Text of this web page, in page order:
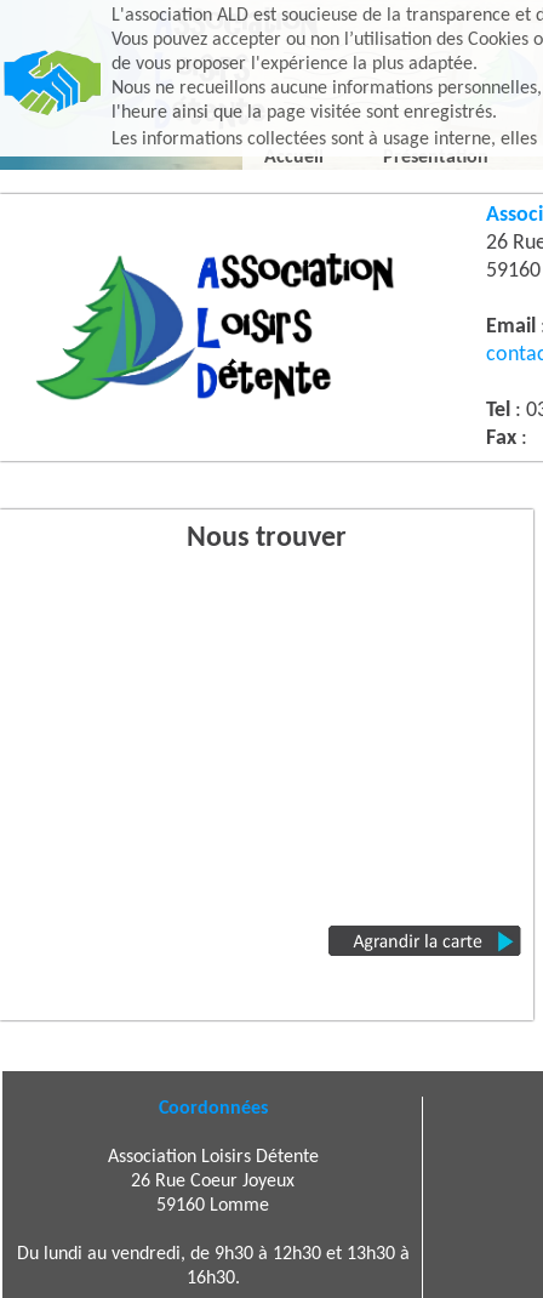
L'association ALD est soucieuse de la transparence et
Vous pouvez accepter ou non l’utilisation des
de vous proposer l'expérience la plus adaptée.
Nous ne recueillons aucune informations
l'heure ainsi que la page visitée sont enregistrés.
Les informations collectées sont à usage interne,
Accueil
Présentation
26
Email
Tel :
Fax :
Nous trouver
Coordonnées
Association Loisirs Détente
26 Rue Coeur Joyeux
59160 Lomme
Du lundi au vendredi, de 9h30 à 12h30 et 13h30 à
16h30.